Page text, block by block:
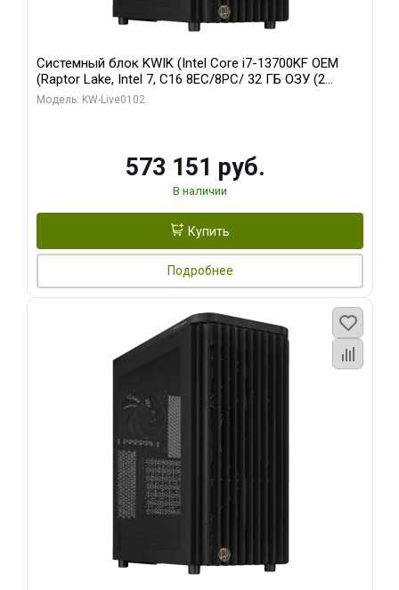
Системный блок KWIK (Intel Core i7-13700KF OEM
(Raptor Lake, Intel 7, C16 8EC/8PC/ 32 ГБ ОЗУ (2
модуля)/ Afox RTX4090 24GB GDDR6X 384-Bit 3xDP
Модель: KW-Live0102
573 151 руб.
В наличии
Купить
Подробнее